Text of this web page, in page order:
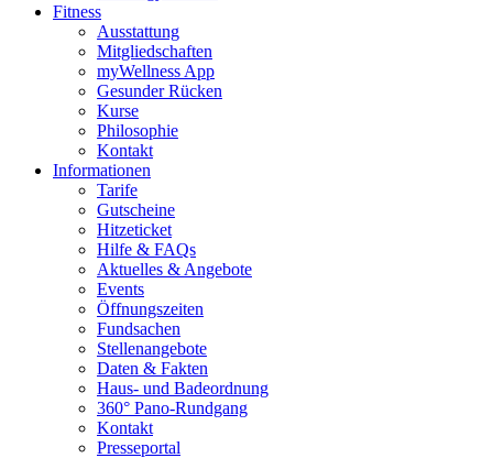
Fitness
Ausstattung
Mitgliedschaften
myWellness App
Gesunder Rücken
Kurse
Philosophie
Kontakt
Informationen
Tarife
Gutscheine
Hitzeticket
Hilfe & FAQs
Aktuelles & Angebote
Events
Öffnungszeiten
Fundsachen
Stellenangebote
Daten & Fakten
Haus- und Badeordnung
360° Pano-Rundgang
Kontakt
Presseportal